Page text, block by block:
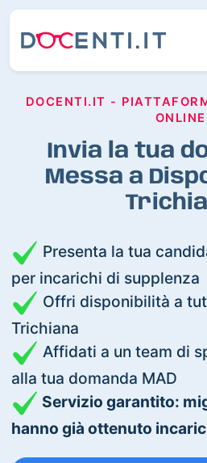
DOCENTI.IT -
ONLINE
Invia la tua
Messa a
Presenta la tua
per incarichi di supplenza
Offri disponibilità a
Trichiana
Affidati a un team di
alla tua domanda MAD
Servizio garantito:
hanno già ottenuto